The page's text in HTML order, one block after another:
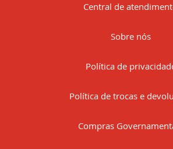
Central de
Sobre nós
Política de
Política de trocas e
Compras